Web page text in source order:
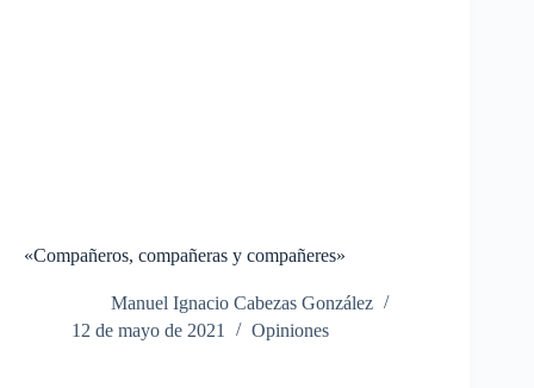
«Compañeros, compañeras y compañeres»
Manuel Ignacio Cabezas González
12 de mayo de 2021
Opiniones